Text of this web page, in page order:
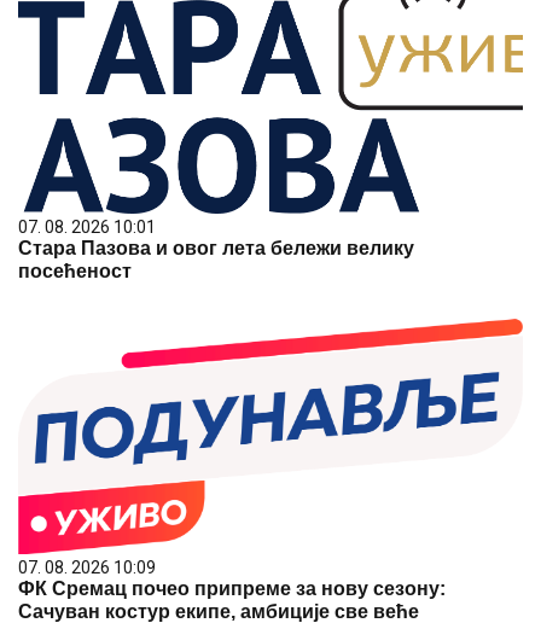
07. 08. 2026 10:01
Стара Пазова и овог лета бележи велику
посећеност
07. 08. 2026 10:09
ФК Сремац почео припреме за нову сезону:
Сачуван костур екипе, амбиције све веће